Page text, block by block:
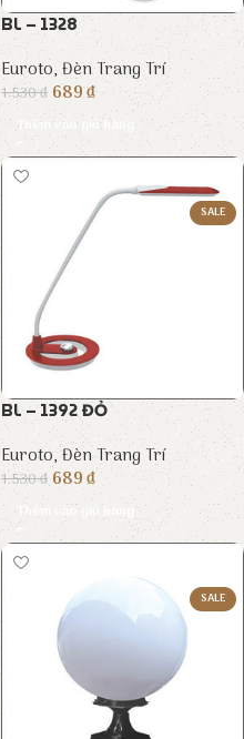
BL – 1328
Euroto,Đèn Trang Trí
1.530₫ 689₫
Thêm vào giỏ hàng
SALE
BL – 1392 ĐỎ
Euroto,Đèn Trang Trí
1.530₫ 689₫
Thêm vào giỏ hàng
SALE